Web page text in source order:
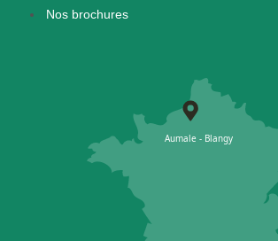
Nos brochures